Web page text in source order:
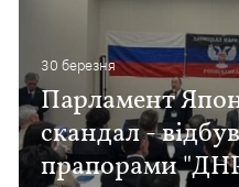
30 березня
Парламент
скандал -
прапорами